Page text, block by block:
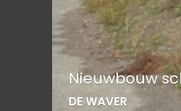
Nieuwbouw
DE WAVER